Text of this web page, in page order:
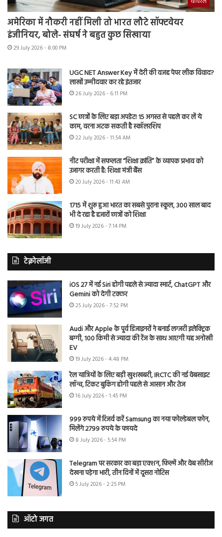
अमेरिका में नौकरी नहीं मिली तो भारत लौटे सॉफ्टवेयर
इंजीनियर, बोले- संघर्ष ने बहुत कुछ सिखाया
29 July 2026 - 8:00 PM
UGC NET Answer Key में देरी की वजह पेपर लीक विवाद?
लाखों उम्मीदवार कर रहे इंतजार
26 July 2026 - 6:11 PM
SC छात्रों के लिए बड़ा अपडेट! 15 अगस्त से पहले कर लें ये
काम, वरना अटक सकती है स्कॉलरशिप
22 July 2026 - 11:54 AM
नीट परीक्षा में सफलता “शिक्षा क्रांति” के व्यापक प्रभाव को
उजागर करती है: शिक्षा मंत्री बैंस
20 July 2026 - 11:43 AM
1715 में शुरू हुआ भारत का सबसे पुराना स्कूल, 300 साल बाद
भी दे रहा है हजारों छात्रों को शिक्षा
19 July 2026 - 7:14 PM
टेक्नोलॉजी
iOS 27 में नई Siri होगी पहले से ज्यादा स्मार्ट, ChatGPT और
Gemini को देगी टक्कर
25 July 2026 - 7:52 PM
Audi और Apple के पूर्व डिजाइनरों ने बनाई लग्जरी इलेक्ट्रिक
बग्गी, 100 किमी से ज्यादा की रेंज के साथ आएगी यह अनोखी
EV
19 July 2026 - 4:48 PM
रेल यात्रियों के लिए बड़ी खुशखबरी, IRCTC की नई वेबसाइट
लॉन्च, टिकट बुकिंग होगी पहले से आसान और तेज
16 July 2026 - 1:45 PM
999 रुपये में रिजर्व करें Samsung का नया फोल्डेबल फोन,
मिलेंगे 2799 रुपये के फायदे
8 July 2026 - 5:54 PM
Telegram पर सरकार का बड़ा एक्शन, फिल्में और वेब सीरीज
देखना पड़ेगा भारी, तीन दिनों में दूसरा नोटिस
5 July 2026 - 2:25 PM
ऑटो जगत